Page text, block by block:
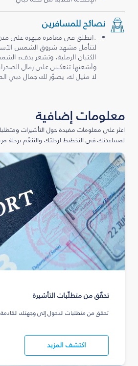
نصائح للمسافرين
.انطلق في مغامرة مبهرة على
لتتأمل مشهد شروق الشمس
الكثبان الرملية، وتشعر بدفء
وأشعتها تنعكس على رمال الصحراء
لا مثيل له، يصوّر لك جمال دبي
معلومات إضافية
اعثر على معلومات مفيدة حول التأشيرات
لمساعدتك في التخطيط لرحلتك والتنعّم برحلة
تحقّق من متطلّبات التأشيرة
تحقق من متطلبات الدخول إلى وجهتك
اكتشف المزيد